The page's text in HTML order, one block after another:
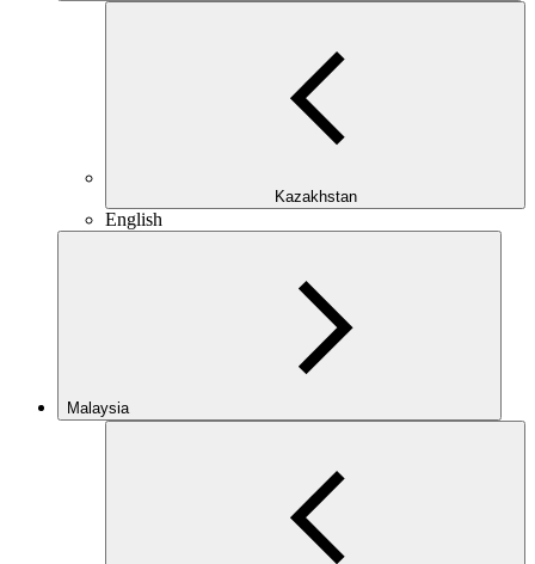
Kazakhstan
English
Malaysia